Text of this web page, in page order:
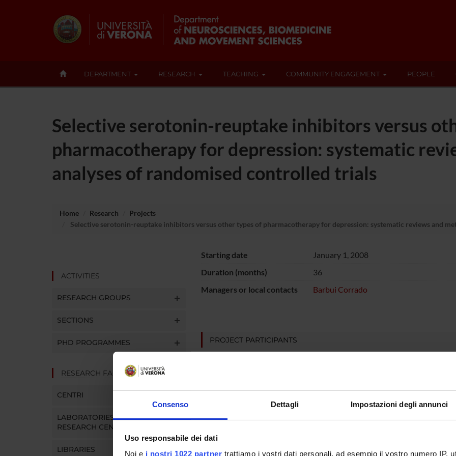
Consenso Dettagli Impostazioni degli annunci
Uso responsabile dei dati
Noi e i nostri 1022 partner trattiamo i vostri dati personali, ad esempio il vostro numero IP,
DEPARTMENT RESEARCH TEACHING COMMUNITY ENGAGEMENT PEOPLE
Selective serotonin-reuptake inhibitors versus
pharmacotherapy for depression: systematic
analyses of randomised controlled trials
Home Research
Projects
Selective serotonin-reuptake inhibitors versus other types of pharmacotherapy for depression: systematic reviews and
ACTIVITIES
RESEARCH GROUPS
SECTIONS
PHD PROGRAMMES
RESEARCH FACILITIES
CENTRI
LABORATORIES AND
RESEARCH CENTRES
LIBRARIES
Starting date
January 1, 2008
Duration (months)
36
Managers or local contacts
Barbui Corrado
PROJECT PARTICIPANTS
RESEARCH AREAS INVOLVED IN THE PROJECT
Psychiatry